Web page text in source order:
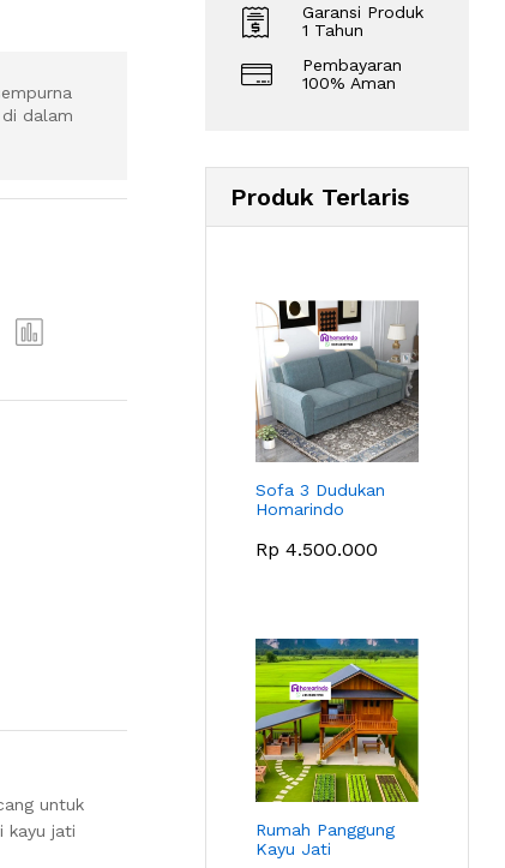
dalam
untuk
kayu jati
Garansi Produk
1 Tahun
Pembayaran
100% Aman
Produk Terlaris
Sofa 3 Dudukan
Homarindo
Rp 4.500.000
Rumah Panggung
Kayu Jati